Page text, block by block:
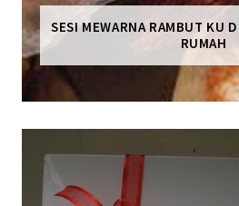
SESI MEWARNA RAMBUT KU
RUMAH